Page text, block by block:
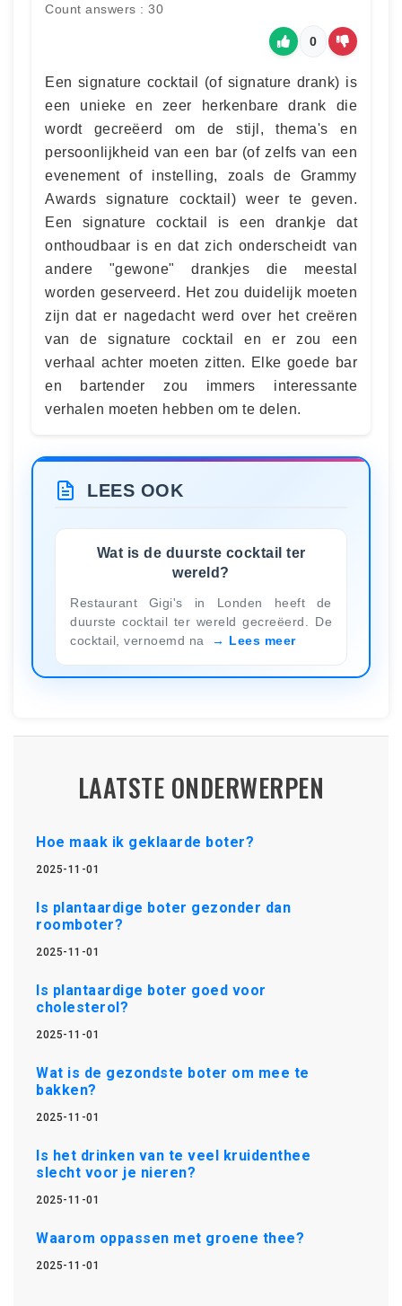
Count answers : 30
0
Een signature cocktail (of signature drank) is
een unieke en zeer herkenbare drank die
wordt gecreëerd om de stijl, thema's en
persoonlijkheid van een bar (of zelfs van een
evenement of instelling, zoals de Grammy
Awards signature cocktail) weer te geven.
Een signature cocktail is een drankje dat
onthoudbaar is en dat zich onderscheidt van
andere "gewone" drankjes die meestal
worden geserveerd. Het zou duidelijk moeten
zijn dat er nagedacht werd over het creëren
van de signature cocktail en er zou een
verhaal achter moeten zitten. Elke goede bar
en bartender zou immers interessante
verhalen moeten hebben om te delen.
LEES OOK
Wat is de duurste cocktail ter
wereld?
Restaurant Gigi's in Londen heeft de
duurste cocktail ter wereld gecreëerd. De
cocktail, vernoemd na
Lees meer
LAATSTE ONDERWERPEN
Hoe maak ik geklaarde boter?
2025-11-01
Is plantaardige boter gezonder dan
roomboter?
2025-11-01
Is plantaardige boter goed voor
cholesterol?
2025-11-01
Wat is de gezondste boter om mee te
bakken?
2025-11-01
Is het drinken van te veel kruidenthee
slecht voor je nieren?
2025-11-01
Waarom oppassen met groene thee?
2025-11-01